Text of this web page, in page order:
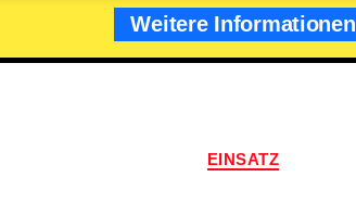
Weitere Informationen
Kategorien
EINSATZ